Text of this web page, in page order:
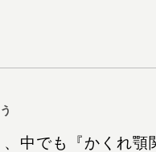
中でも『かくれ顎